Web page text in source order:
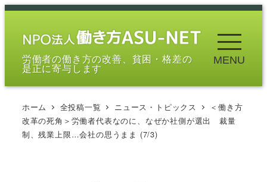
メ
労働者の働き方の改善、貧困・格差の
是正に寄与します
MENU
ホーム 全投稿一覧 ニュース・トピックス
＜働き方
改革の死角＞労働者代表なのに、なぜか社側が選出 裁量
制、残業上限…会社の思うまま (7/3)